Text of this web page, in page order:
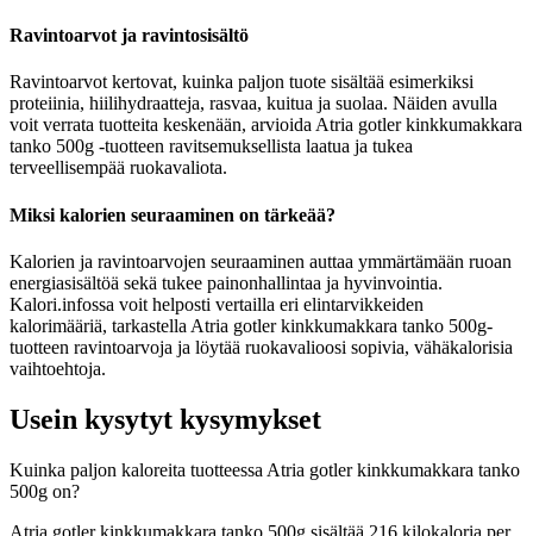
Ravintoarvot ja ravintosisältö
Ravintoarvot kertovat, kuinka paljon tuote sisältää esimerkiksi
proteiinia, hiilihydraatteja, rasvaa, kuitua ja suolaa. Näiden avulla
voit verrata tuotteita keskenään, arvioida Atria gotler kinkkumakkara
tanko 500g -tuotteen ravitsemuksellista laatua ja tukea
terveellisempää ruokavaliota.
Miksi kalorien seuraaminen on tärkeää?
Kalorien ja ravintoarvojen seuraaminen auttaa ymmärtämään ruoan
energiasisältöä sekä tukee painonhallintaa ja hyvinvointia.
Kalori.infossa voit helposti vertailla eri elintarvikkeiden
kalorimääriä, tarkastella Atria gotler kinkkumakkara tanko 500g-
tuotteen ravintoarvoja ja löytää ruokavalioosi sopivia, vähäkalorisia
vaihtoehtoja.
Usein kysytyt kysymykset
Kuinka paljon kaloreita tuotteessa Atria gotler kinkkumakkara tanko
500g on?
Atria gotler kinkkumakkara tanko 500g sisältää 216 kilokaloria per